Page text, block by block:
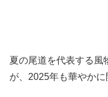
夏の尾道を代表する風
が、2025年も華やかに